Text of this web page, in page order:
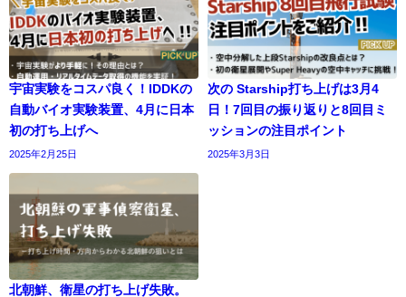
宇宙実験をコスパ良く！IDDKの
自動バイオ実験装置、4月に日本
初の打ち上げへ
2025年2月25日
次の Starship打ち上げは3月4
日！7回目の振り返りと8回目ミ
ッションの注目ポイント
2025年3月3日
北朝鮮、衛星の打ち上げ失敗。